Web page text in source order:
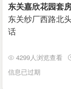
东关嘉欣花园套
东关纱厂西路北
话
4299人浏览查看
信息已过期